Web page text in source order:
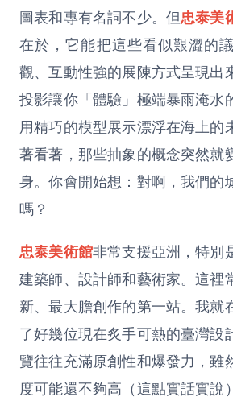
圖表和專有名詞不少。但忠泰美
在於，它能把這些看似艱澀的
觀、互動性強的展陳方式呈現出
投影讓你「體驗」極端暴雨淹水
用精巧的模型展示漂浮在海上的
著看著，那些抽象的概念突然就
身。你會開始想：對啊，我們的
嗎？
忠泰美術館非常支援亞洲，特別
建築師、設計師和藝術家。這裡
新、最大膽創作的第一站。我就
了好幾位現在炙手可熱的臺灣設
覽往往充滿原創性和爆發力，雖
度可能還不夠高（這點實話實說